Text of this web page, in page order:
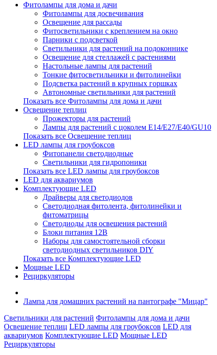
Фитолампы для дома и дачи
Фитолампы для досвечивания
Освещение для рассады
Фитосветильники с креплением на окно
Парники с подсветкой
Светильники для растений на подоконнике
Освещение для стеллажей с растениями
Настольные лампы для растений
Тонкие фитосветильники и фитолинейки
Подсветка растений в крупных горшках
Автономные светильники для растений
Показать все Фитолампы для дома и дачи
Освещение теплиц
Прожекторы для растений
Лампы для растений с цоколем Е14/Е27/Е40/GU10
Показать все Освещение теплиц
LED лампы для гроубоксов
Фитопанели светодиодные
Светильники для гидропоники
Показать все LED лампы для гроубоксов
LED для аквариумов
Комплектующие LED
Драйверы для светодиодов
Светодиодная фитолента, фитолинейки и
фитоматрицы
Светодиоды для освещения растений
Блоки питания 12В
Наборы для самостоятельной сборки
светодиодных светильников DIY
Показать все Комплектующие LED
Мощные LED
Рециркуляторы
Лампа для домашних растений на пантографе "Мицар"
Светильники для растений Фитолампы для дома и дачи
Освещение теплиц LED лампы для гроубоксов LED для
аквариумов Комплектующие LED Мощные LED
Рециркуляторы